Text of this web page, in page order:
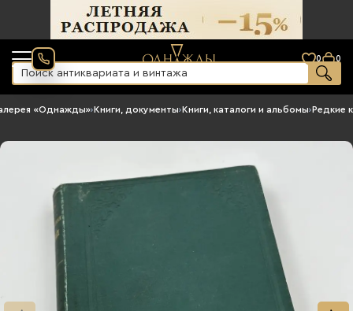
0 0
«Однажды»›Книги, документы›Книги, каталоги и альбомы›Редкие